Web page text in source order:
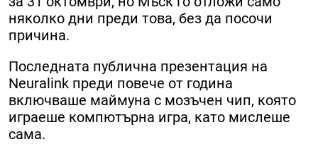
няколко дни преди това, без да посочи
причина.
Последната публична презентация на
Neuralink преди повече от година
включваше маймуна с мозъчен чип, която
играеше компютърна игра, като мислеше
сама.